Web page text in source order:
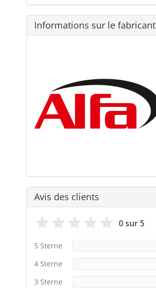
Informations sur le fabricant
Avis des clients
0 sur 5
5 Sterne
4 Sterne
3 Sterne